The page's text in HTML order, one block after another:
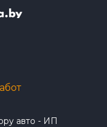
авто - ИП